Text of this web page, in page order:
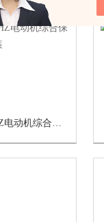
EOCR-FDM2-WRDUHZ电动机综合保护器原装